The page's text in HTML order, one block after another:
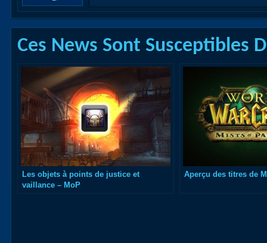
Ces News Sont Susceptibles
Les objets à points de justice et
vaillance – MoP
Aperçu des titres de